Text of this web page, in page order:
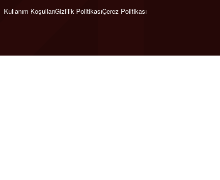
Kullanım KoşullarıGizlilik PolitikasıÇerez Politikası